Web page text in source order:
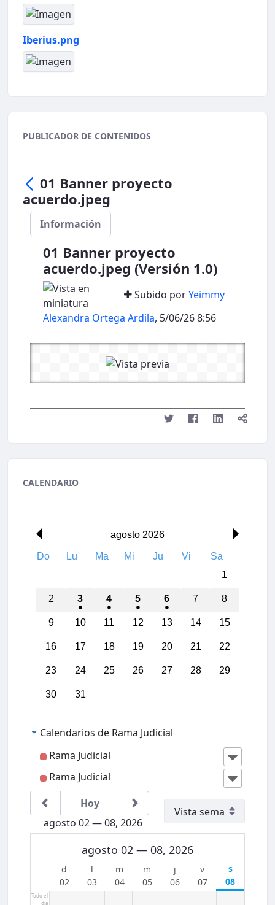
Iberius.png
PUBLICADOR DE CONTENIDOS
01 Banner proyecto
acuerdo.jpeg
Información
01 Banner proyecto
acuerdo.jpeg (Versión 1.0)
Subido porYeimmy
Alexandra Ortega Ardila, 5/06/26 8:56
CALENDARIO
agosto 2026
Do Lu Ma Mi Ju Vi
Sa
1
2 3 4 5 6 7 8
9 10 11 12 13 14 15
16 17 18 19 20 21 22
23 24 25 26 27 28 29
30 31
Calendarios de Rama Judicial
Rama Judicial
Rama Judicial
Hoy
agosto 02 — 08, 2026
agosto 02 — 08, 2026
02 03 04 05 06 07 08
Todo el
dia
02:00
03:00
04:00
05:00
07:00
greso
Region